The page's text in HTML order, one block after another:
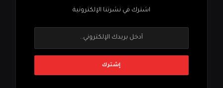
اشترك في نشرتنا الإلكترونية